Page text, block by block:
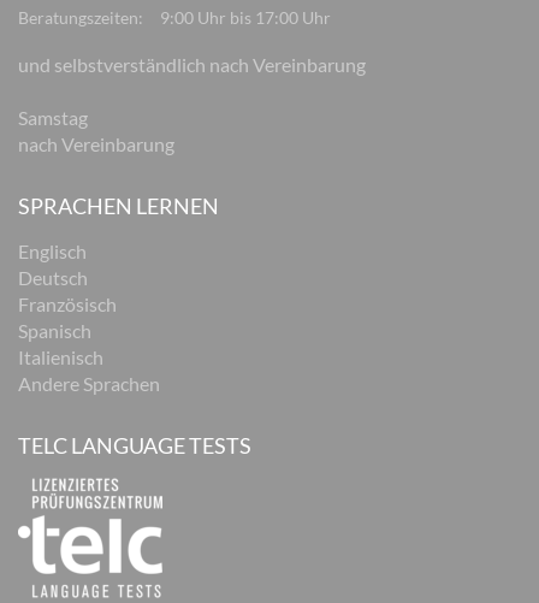
Beratungszeiten:
9:00 Uhr bis 17:00 Uhr
und selbstverständlich nach Vereinbarung
Samstag
nach Vereinbarung
SPRACHEN LERNEN
Englisch
Deutsch
Französisch
Spanisch
Italienisch
Andere Sprachen
TELC LANGUAGE TESTS